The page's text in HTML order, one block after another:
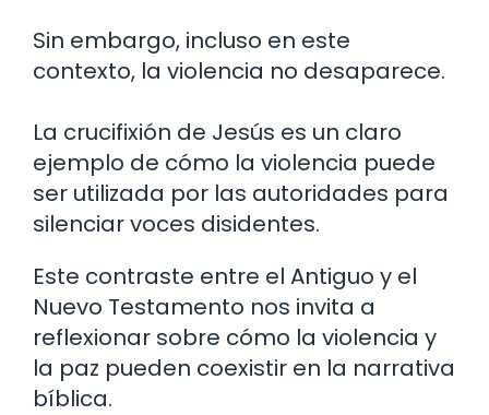
Sin embargo, incluso en este
contexto, la violencia no desaparece.
La crucifixión de Jesús es un claro
ejemplo de cómo la violencia puede
ser utilizada por las autoridades para
silenciar voces disidentes.
Este contraste entre el Antiguo y el
Nuevo Testamento nos invita a
reflexionar sobre cómo la violencia y
la paz pueden coexistir en la narrativa
bíblica.